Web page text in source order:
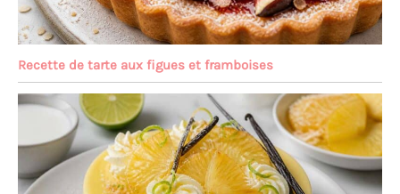
Recette de tarte aux figues et framboises